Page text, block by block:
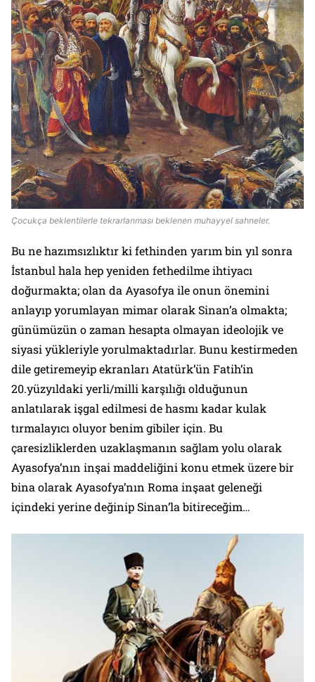
Çocukça beklentilerle tekrarlanması beklenen muhayyel sahneler.
Bu ne hazımsızlıktır ki fethinden yarım bin yıl sonra
İstanbul hala hep yeniden fethedilme ihtiyacı
doğurmakta; olan da Ayasofya ile onun önemini
anlayıp yorumlayan mimar olarak Sinan’a olmakta;
günümüzün o zaman hesapta olmayan ideolojik ve
siyasi yükleriyle yorulmaktadırlar. Bunu kestirmeden
dile getiremeyip ekranları Atatürk’ün Fatih’in
20.yüzyıldaki yerli/milli karşılığı olduğunun
anlatılarak işgal edilmesi de hasmı kadar kulak
tırmalayıcı oluyor benim gibiler için. Bu
çaresizliklerden uzaklaşmanın sağlam yolu olarak
Ayasofya’nın inşai maddeliğini konu etmek üzere bir
bina olarak Ayasofya’nın Roma inşaat geleneği
içindeki yerine değinip Sinan’la bitireceğim…